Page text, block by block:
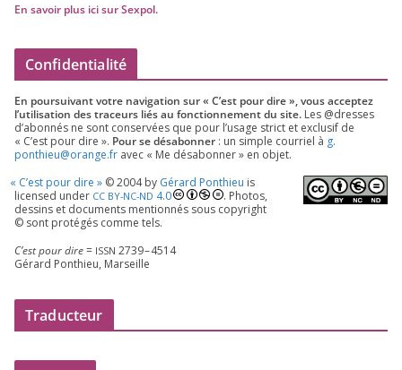
En savoir plus ici sur Sexpol.
Confidentialité
En pour­sui­vant votre navi­ga­tion sur « C’est pour dire », vous accep­tez
l’utilisation des tra­ceurs liés au fonc­tion­ne­ment du site. Les @dresses
d’a­bon­nés ne sont conser­vées que pour l’u­sage strict et exclu­sif de
« C’est pour dire ». Pour se désa­bon­ner : un simple cour­riel à g.​
ponthieu@​orange.​fr avec « Me désa­bon­ner » en objet.
« C’est pour dire » ©2004by Gérard Ponthieu is
licen­sed under CC BY-NC-ND 4.0
. Photos,
des­sins et docu­ments men­tion­nés sous copy­right
© sont pro­té­gés comme tels.
C’est pour dire= ISSN 2739–4514
Gérard Ponthieu, Marseille
Traducteur